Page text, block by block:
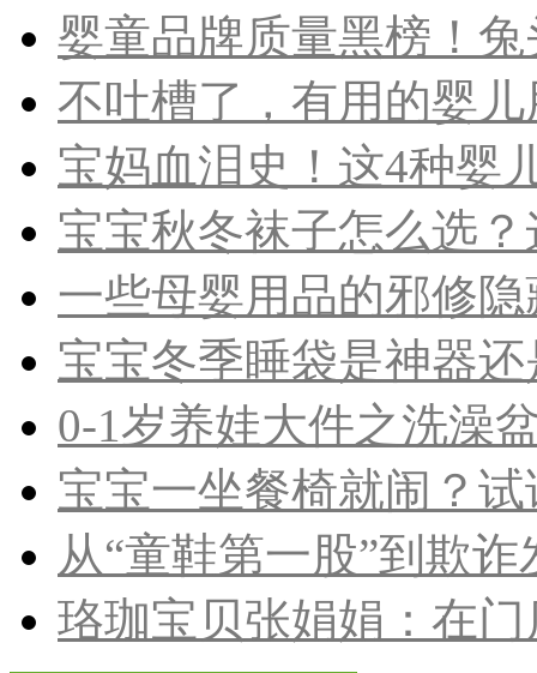
婴童品牌质量黑榜！
不吐槽了，有用的婴
宝妈血泪史！这4种婴
宝宝秋冬袜子怎么选？
一些母婴用品的邪修
宝宝冬季睡袋是神器
0-1岁养娃大件之洗澡
宝宝一坐餐椅就闹？
从“童鞋第一股”到欺
珞珈宝贝张娟娟：在